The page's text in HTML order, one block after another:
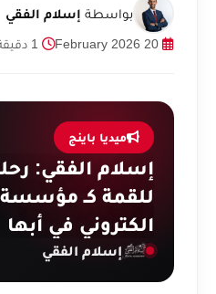
بواسطة إسلام الفقي
ميديا باينج
إسلام الفقي:
للقمة كـ
الكتروني في أبها
إسلام الفقي